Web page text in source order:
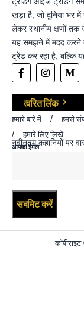
खड़ा है, जो दुनिया भर में
लेकर स्थानीय क्षणों तक
यह समझने में मदद करने के
ट्रेंड कर रहा है, बल्कि
त्वरित लिंक
हमारे बारे में हमसे
हमारे लिए लिखें
नवीनतम कहानियों पर
आपका ईमेल: